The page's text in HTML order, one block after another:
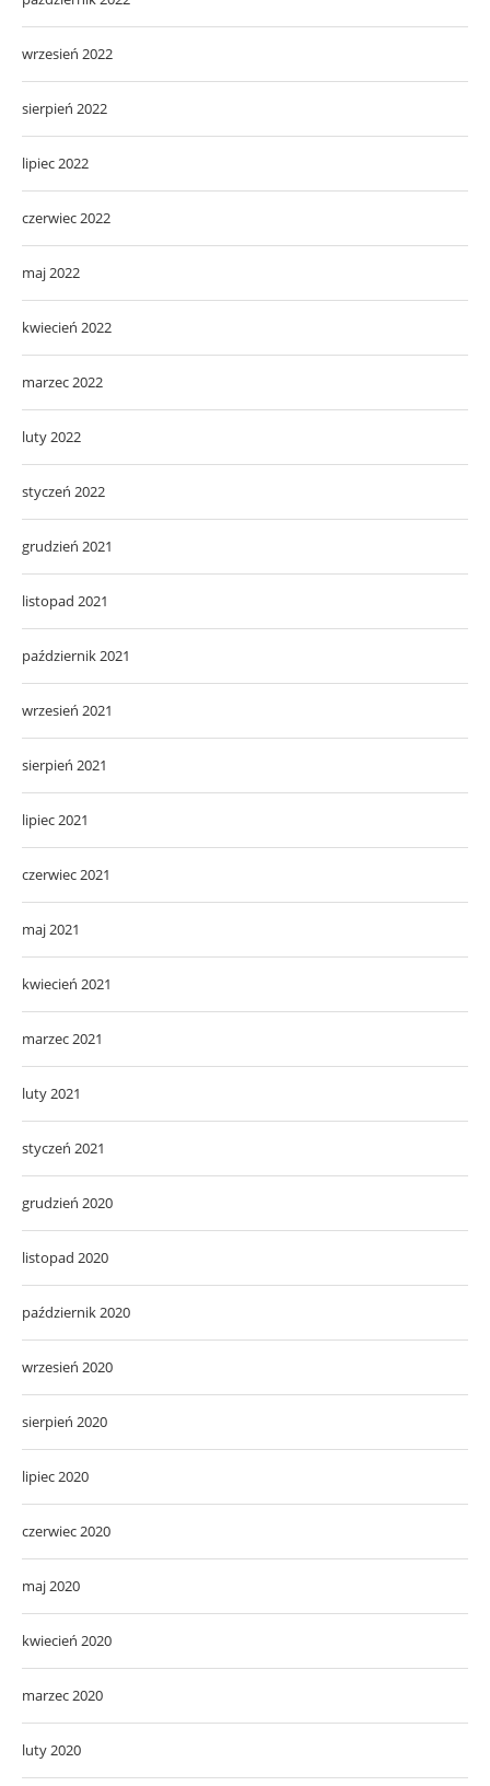
wrzesień 2022
sierpień 2022
lipiec 2022
czerwiec 2022
maj 2022
kwiecień 2022
marzec 2022
luty 2022
styczeń 2022
grudzień 2021
listopad 2021
październik 2021
wrzesień 2021
sierpień 2021
lipiec 2021
czerwiec 2021
maj 2021
kwiecień 2021
marzec 2021
luty 2021
styczeń 2021
grudzień 2020
listopad 2020
październik 2020
wrzesień 2020
sierpień 2020
lipiec 2020
czerwiec 2020
maj 2020
kwiecień 2020
marzec 2020
luty 2020